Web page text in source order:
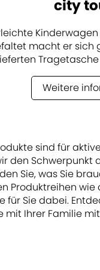
city
macht er sich
Weitere
sind für
den
Sie, was Sie
Produktreihen wie
für Sie dabei.
mit Ihrer Familie